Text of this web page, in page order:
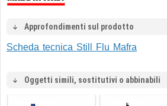
Approfondimenti sul prodotto
Scheda tecnica Still Flu Mafra
Oggetti simili, sostitutivi o abbinabili